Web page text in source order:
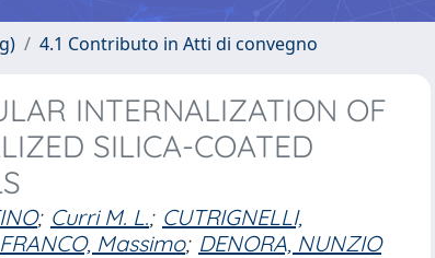
4.1 Contributo in Atti di convegno
INTERNALIZATION OF
SILICA-COATED
; Curri M. L.; CUTRIGNELLI,
FRANCO, Massimo; DENORA, NUNZIO